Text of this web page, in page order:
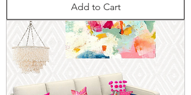
Add to Cart